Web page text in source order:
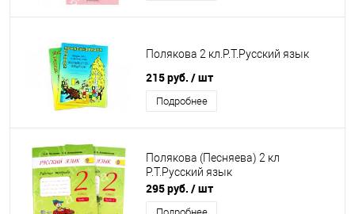
Полякова 2 кл.Р.Т.Русский язык
215 руб. / шт
Подробнее
Полякова (Песняева) 2 кл
Р.Т.Русский язык
295 руб. / шт